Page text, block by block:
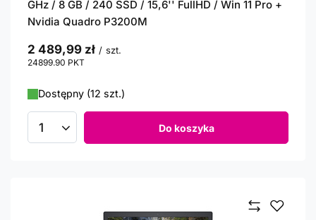
GHz / 8 GB / 240 SSD / 15,6'' FullHD / Win 11 Pro +
Nvidia Quadro P3200M
2 489,99 zł / szt.
24899.90 PKT
Dostępny (12 szt.)
Ilość produktów Do koszyka